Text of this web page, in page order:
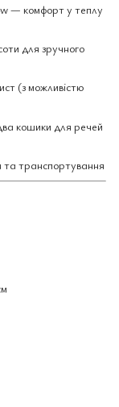
— комфорт у теплу
для зручного
(з можливістю
кошики для речей
та транспортування